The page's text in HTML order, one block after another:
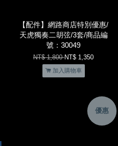
【配件】網路商店特別優惠/
天虎獨奏二胡弦/3套/商品編
號：30049
NT$ 1,800NT$ 1,350
加入購物車
優惠